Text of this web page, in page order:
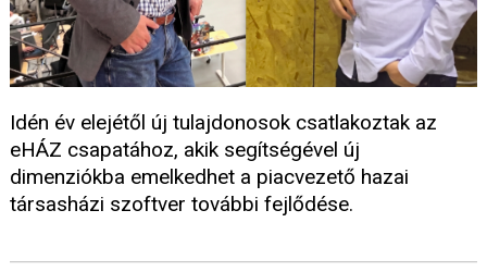
Idén év elejétől új tulajdonosok csatlakoztak az
eHÁZ csapatához, akik segítségével új
dimenziókba emelkedhet a piacvezető hazai
társasházi szoftver további fejlődése.